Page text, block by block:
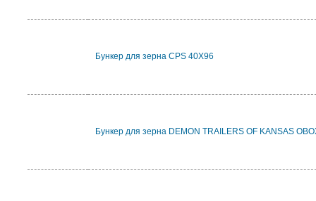
Бункер для зерна CPS 40X96
Бункер для зерна DEMON TRAILERS OF KANSAS